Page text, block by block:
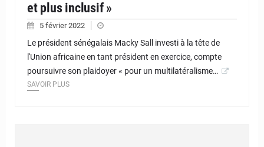
et plus inclusif »
5 février 2022
Le président sénégalais Macky Sall investi à la tête de
l'Union africaine en tant président en exercice, compte
poursuivre son plaidoyer « pour un multilatéralisme…
SAVOIR PLUS